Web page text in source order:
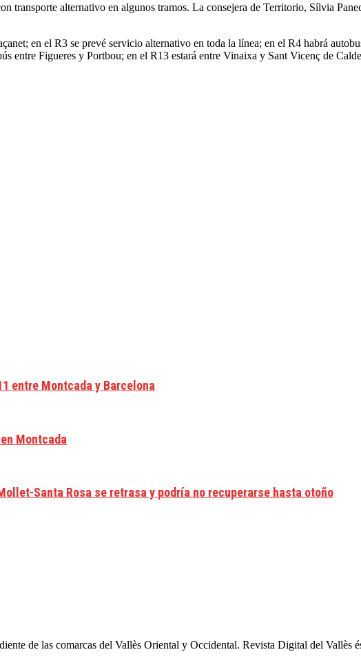
transporte alternativo en algunos tramos. La consejera de Territorio, Sílvia
en el R3 se prevé servicio alternativo en toda la línea; en el R4 habrá
entre Figueres y Portbou; en el R13 estará entre Vinaixa y Sant Vicenç de
entre Montcada y Barcelona
Montcada
Santa Rosa se retrasa y podría no recuperarse hasta otoño
de las comarcas del Vallès Oriental y Occidental. Revista Digital del Vallès